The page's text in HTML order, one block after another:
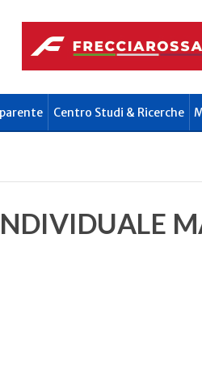
Centro Studi & Ricerche